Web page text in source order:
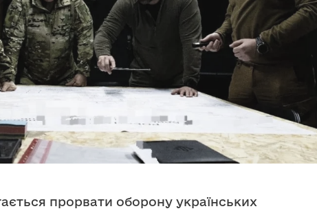
прорвати оборону українських